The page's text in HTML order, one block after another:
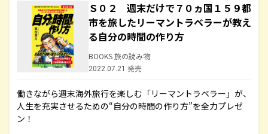
Ｓ０２ 週末だけで７０ヵ国１５９都
市を旅したリーマントラベラーが教え
る自分の時間の作り方
BOOKS 旅の読み物
2022.07.21 発売
働きながら週末海外旅行を楽しむ「リーマントラベラー」が、
人生を充実させるための“自分の時間の作り方”を全力プレゼ
ン！